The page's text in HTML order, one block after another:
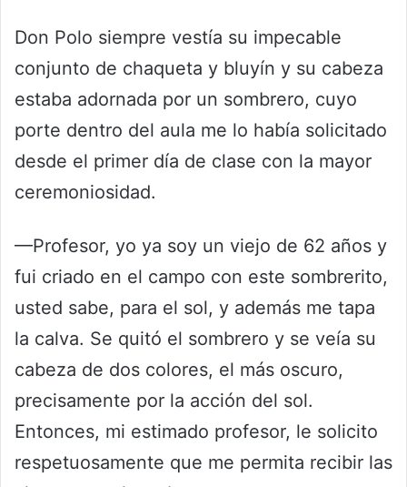
Don Polo siempre vestía su impecable
conjunto de chaqueta y bluyín y su cabeza
estaba adornada por un sombrero, cuyo
porte dentro del aula me lo había solicitado
desde el primer día de clase con la mayor
ceremoniosidad.
—Profesor, yo ya soy un viejo de 62 años y
fui criado en el campo con este sombrerito,
usted sabe, para el sol, y además me tapa
la calva. Se quitó el sombrero y se veía su
cabeza de dos colores, el más oscuro,
precisamente por la acción del sol.
Entonces, mi estimado profesor, le solicito
respetuosamente que me permita recibir las